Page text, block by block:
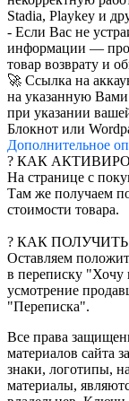
Stadia, Playkey и
- Если Вас не
информации —
товар возврату и
🚀 Ссылка на
на указанную Вами
при указании
Блокнот или
Дополнительное
? КАК
На странице с
Там же получаем
стоимости товара.
? КАК
Оставляем
в переписку "Хочу
усмотрение
"Переписка".
Все права
материалов сайта
знаки, логотипы,
материалы,